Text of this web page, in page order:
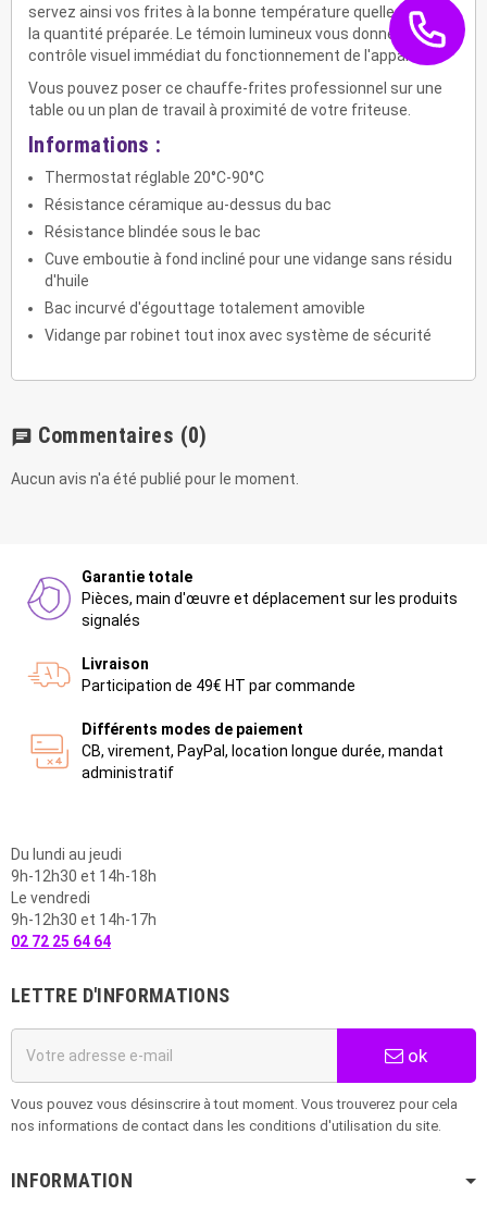
servez ainsi vos frites à la bonne température quelle que soit
la quantité préparée. Le témoin lumineux vous donne un
contrôle visuel immédiat du fonctionnement de l'appareil.
Vous pouvez poser ce chauffe-frites professionnel sur une
table ou un plan de travail à proximité de votre friteuse.
Informations :
Thermostat réglable 20°C-90°C
Résistance céramique au-dessus du bac
Résistance blindée sous le bac
Cuve emboutie à fond incliné pour une vidange sans résidu
d'huile
Bac incurvé d'égouttage totalement amovible
Vidange par robinet tout inox avec système de sécurité
chat Commentaires (0)
Aucun avis n'a été publié pour le moment.
Garantie totale
Pièces, main d'œuvre et déplacement sur les produits
signalés
Livraison
Participation de 49€ HT par commande
Différents modes de paiement
CB, virement, PayPal, location longue durée, mandat
administratif
Du lundi au jeudi
9h-12h30 et 14h-18h
Le vendredi
9h-12h30 et 14h-17h
02 72 25 64 64
LETTRE D'INFORMATIONS
ok
Vous pouvez vous désinscrire à tout moment. Vous trouverez pour cela
nos informations de contact dans les conditions d'utilisation du site.
INFORMATION